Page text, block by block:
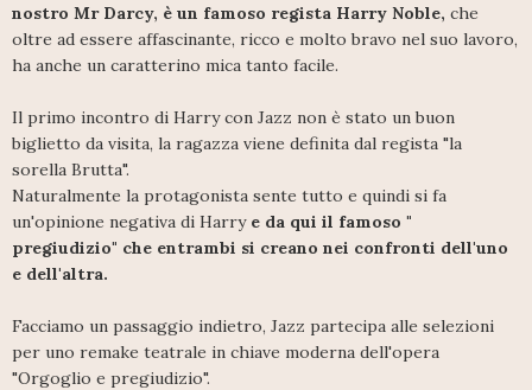
nostro Mr Darcy, è un famoso regista Harry Noble, che
oltre ad essere affascinante, ricco e molto bravo nel suo lavoro,
ha anche un caratterino mica tanto facile.
Il primo incontro di Harry con Jazz non è stato un buon
biglietto da visita, la ragazza viene definita dal regista "la
sorella Brutta".
Naturalmente la protagonista sente tutto e quindi si fa
un'opinione negativa di Harry e da qui il famoso "
pregiudizio" che entrambi si creano nei confronti dell'uno
e dell'altra.
Facciamo un passaggio indietro, Jazz partecipa alle selezioni
per uno remake teatrale in chiave moderna dell'opera
"Orgoglio e pregiudizio".